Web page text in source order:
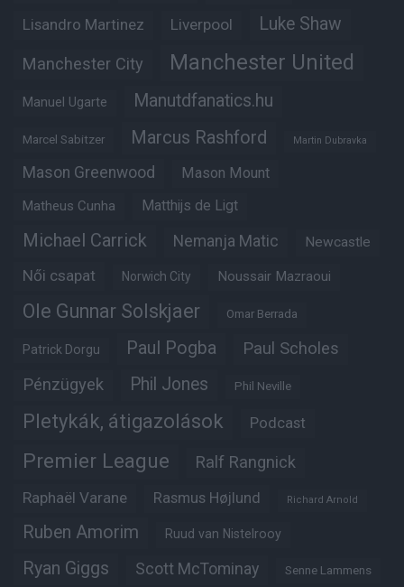
Lisandro Martinez Liverpool Luke Shaw
Manchester City Manchester United
Manuel Ugarte Manutdfanatics.hu
Marcel Sabitzer Marcus Rashford Martin Dubravka
Mason Greenwood Mason Mount
Matheus Cunha Matthijs de Ligt
Michael Carrick Nemanja Matic Newcastle
Női csapat Norwich City Noussair Mazraoui
Ole Gunnar Solskjaer Omar Berrada
Patrick Dorgu Paul Pogba Paul Scholes
Pénzügyek Phil Jones Phil Neville
Pletykák, átigazolások Podcast
Premier League Ralf Rangnick
Raphaël Varane Rasmus Højlund Richard Arnold
Ruben Amorim Ruud van Nistelrooy
Ryan Giggs Scott McTominay Senne Lammens